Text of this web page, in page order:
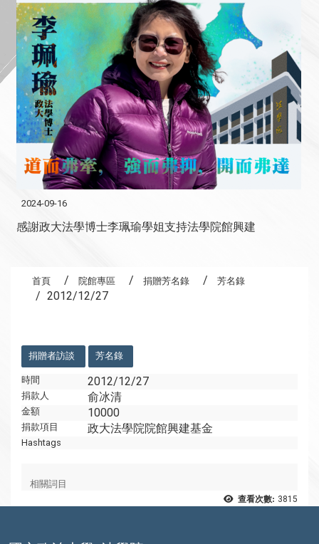
2024-09-09
感謝112級法碩專班黃芊淮學姐支持法學院館興建
首頁 院館專區 捐贈芳名錄 芳名錄
2012/12/27
捐贈者訪談 芳名錄
時間 2012/12/27
捐款人 俞冰清
金額 10000
捐款項目 政大法學院院館興建基金
Hashtags
相關詞目
查看次數: 3815